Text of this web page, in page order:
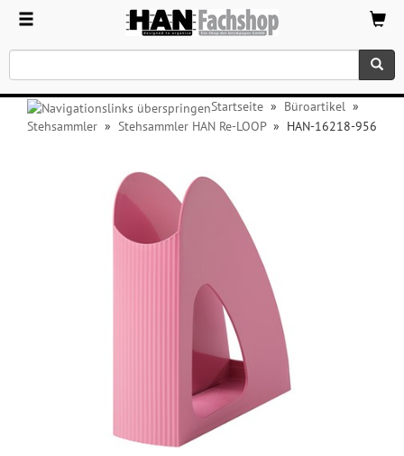
Startseite » Büroartikel »
Stehsammler » Stehsammler HAN Re-LOOP» HAN-16218-956